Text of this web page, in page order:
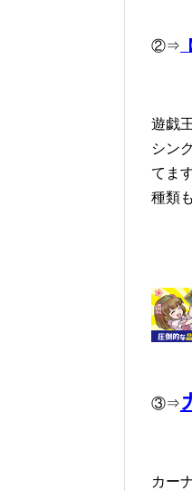
②⇒
遊戯
シン
てま
種類
③⇒
カー